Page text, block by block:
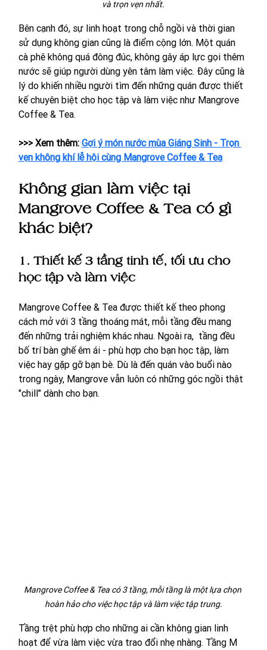
và trọn vẹn nhất.
Bên cạnh đó, sự linh hoạt trong chỗ ngồi và thời gian
sử dụng không gian cũng là điểm cộng lớn. Một quán
cà phê không quá đông đúc, không gây áp lực gọi thêm
nước sẽ giúp người dùng yên tâm làm việc. Đây cũng là
lý do khiến nhiều người tìm đến những quán được thiết
kế chuyên biệt cho học tập và làm việc như Mangrove
Coffee & Tea.
>>> Xem thêm: Gợi ý món nước mùa Giáng Sinh - Trọn
vẹn không khí lễ hội cùng Mangrove Coffee & Tea
Không gian làm việc tại
Mangrove Coffee & Tea có gì
khác biệt?
1. Thiết kế 3 tầng tinh tế, tối ưu cho
học tập và làm việc
Mangrove Coffee & Tea được thiết kế theo phong
cách mở với 3 tầng thoáng mát, mỗi tầng đều mang
đến những trải nghiệm khác nhau. Ngoài ra,  tầng đều
bố trí bàn ghế êm ái - phù hợp cho bạn học tập, làm
việc hay gặp gỡ bạn bè. Dù là đến quán vào buổi nào
trong ngày, Mangrove vẫn luôn có những góc ngồi thật
"chill" dành cho bạn.
Mangrove Coffee & Tea có 3 tầng, mỗi tầng là một lựa chọn
hoàn hảo cho việc học tập và làm việc tập trung.
Tầng trệt phù hợp cho những ai cần không gian linh
hoạt để vừa làm việc vừa trao đổi nhẹ nhàng. Tầng M